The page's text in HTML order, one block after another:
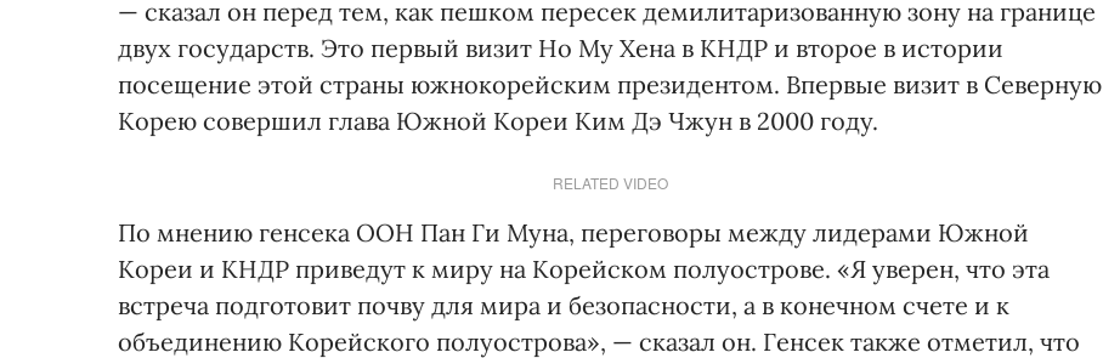
— сказал он перед тем, как пешком пересек демилитаризованную зону на границе
двух государств. Это первый визит Но Му Хена в КНДР и второе в истории
посещение этой страны южнокорейским президентом. Впервые визит в Северную
Корею совершил глава Южной Кореи Ким Дэ Чжун в 2000 году.
RELATED VIDEO
По мнению генсека ООН Пан Ги Муна, переговоры между лидерами Южной
Кореи и КНДР приведут к миру на Корейском полуострове. «Я уверен, что эта
встреча подготовит почву для мира и безопасности, а в конечном счете и к
объединению Корейского полуострова», — сказал он. Генсек также отметил, что